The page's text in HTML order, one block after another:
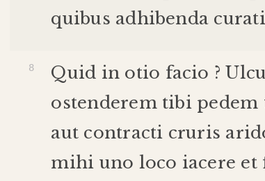
quibus adhibenda
Quid in otio facio ?
ostenderem tibi pedem
aut contracti cruris
mihi uno loco iacere et